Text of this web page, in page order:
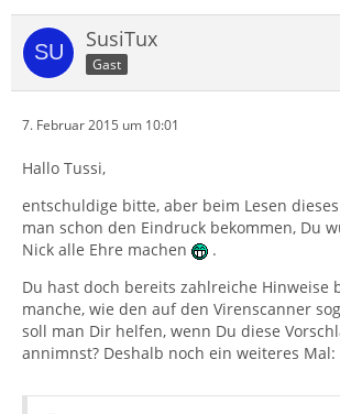
SusiTux
Gast
7. Februar 2015 um 10:01
Hallo Tussi,
entschuldige bitte, aber beim Lesen
man schon den Eindruck bekommen, Du
Nick alle Ehre machen
.
Du hast doch bereits zahlreiche Hinweise
manche, wie den auf den Virenscanner
soll man Dir helfen, wenn Du diese
annimnst? Deshalb noch ein weiteres Mal: